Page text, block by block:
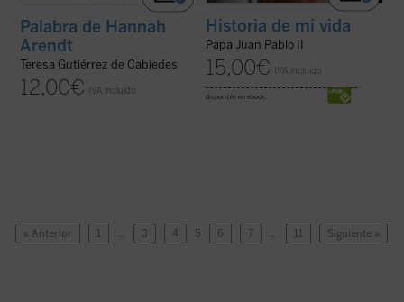
Palabra de Hannah
Arendt
Teresa Gutiérrez de Cabiedes
12,00€ IVA incluido
Historia de mi vida
Papa Juan Pablo II
15,00€ IVA incluido
disponible en ebook:
« Anterior 1 … 3 4 5 6 7 … 11 Siguiente »